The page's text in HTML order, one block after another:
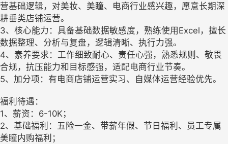
营基础逻辑，对美妆、美瞳、电商行业感兴趣，愿意长期深
耕垂类店铺运营。
3、核心能力：具备基础数据敏感度，熟练使用Excel，擅长
数据整理、分析与复盘，逻辑清晰、执行力强。
4、素养要求：工作细致耐心、责任心强，熟悉规则、敬畏
合规，抗压能力和目标感强，适配电商行业节奏。
5、加分项：有电商店铺运营实习、自媒体运营经验优先。
福利待遇：
1、薪资：6-10K；
2、基础福利：五险一金、带薪年假、节日福利、员工专属
美瞳内购福利；